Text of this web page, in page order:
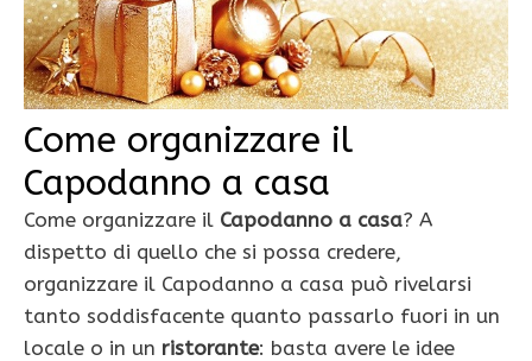
Come organizzare il
Capodanno a casa
Come organizzare il Capodanno a casa? A
dispetto di quello che si possa credere,
organizzare il Capodanno a casa può rivelarsi
tanto soddisfacente quanto passarlo fuori in un
locale o in un ristorante: basta avere le idee